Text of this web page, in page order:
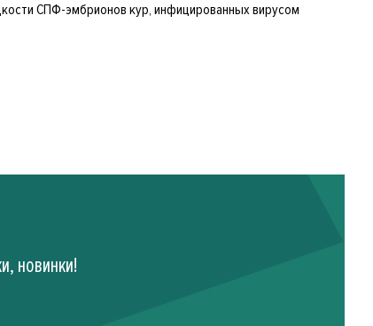
СПФ-эмбрионов кур, инфицированных вирусом
новинки!